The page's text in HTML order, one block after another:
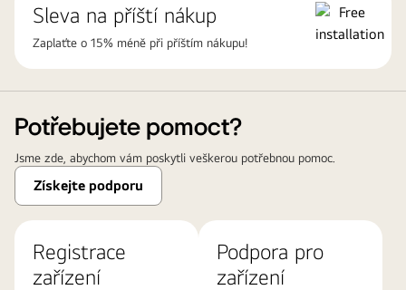
Sleva na příští nákup
Zaplaťte o 15% méně při příštím nákupu!
Potřebujete pomoct?
Jsme zde, abychom vám poskytli veškerou potřebnou pomoc.
Získejte podporu
Registrace
zařízení
Podpora pro
zařízení